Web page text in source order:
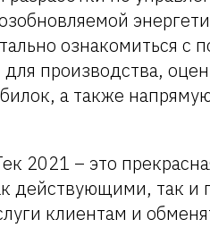
ознакомиться с
производства,
а также
2021 – это
действующими, так и
клиентам и